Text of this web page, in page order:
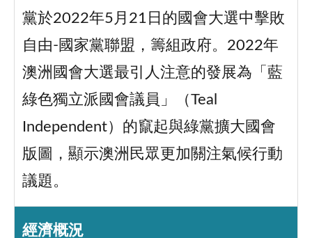
黨於2022年5月21日的國會大選中擊敗
自由-國家黨聯盟，籌組政府。2022年
澳洲國會大選最引人注意的發展為「藍
綠色獨立派國會議員」（Teal
Independent）的竄起與綠黨擴大國會
版圖，顯示澳洲民眾更加關注氣候行動
議題。
經濟概況